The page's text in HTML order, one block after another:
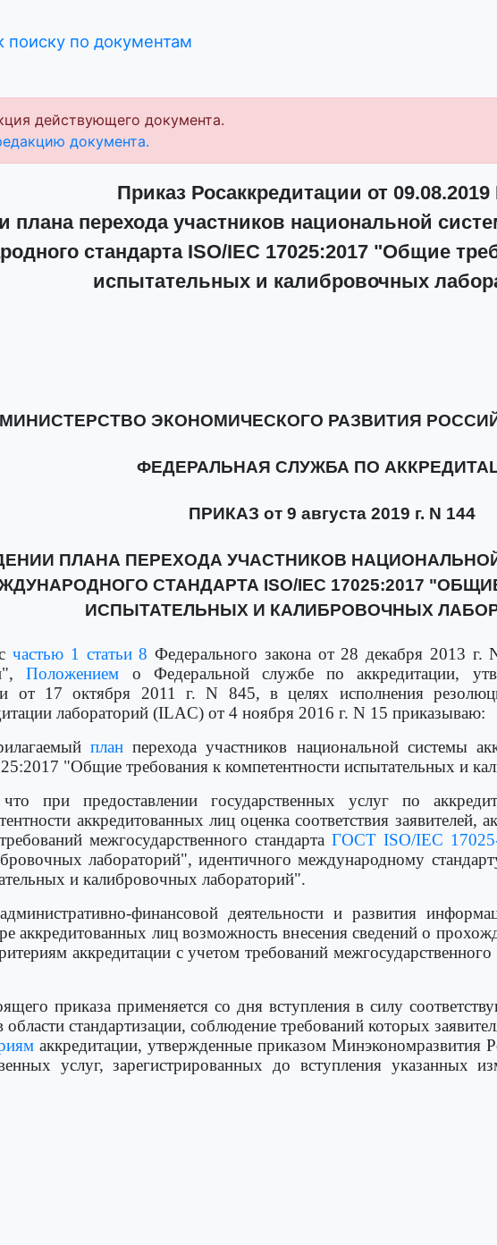
поиску по документам
действующего документа.
документа.
Приказ Росаккредитации от 09.08.2019
плана перехода участников национальной
стандарта ISO/IEC 17025:2017 "Общие
испытательных и калибровочных
МИНИСТЕРСТВО ЭКОНОМИЧЕСКОГО РАЗВИТИЯ
ФЕДЕРАЛЬНАЯ СЛУЖБА ПО
ПРИКАЗ от 9 августа 2019 г. N 144
ПЛАНА ПЕРЕХОДА УЧАСТНИКОВ
СТАНДАРТА ISO/IEC 17025:2017
ИСПЫТАТЕЛЬНЫХ И КАЛИБРОВОЧНЫХ
счастью 1 статьи 8 Федерального закона от 28 декабря 2013
Положением о Федеральной службе по аккредитации,
от 17 октября 2011 г. N 845, в целях исполнения
лабораторий (ILAC) от 4 ноября 2016 г. N 15 приказываю:
планперехода участников национальной системы
"Общие требования к компетентности испытательных и
при предоставлении государственных услуг по
аккредитованных лиц оценка соответствия заявителей,
межгосударственного стандарта ГОСТ ISO/IEC
лабораторий", идентичного международному
и калибровочных лабораторий".
финансовой деятельности и развития
аккредитованных лиц возможность внесения сведений о
аккредитации с учетом требований межгосударственного
приказа применяется со дня вступления в силу
области стандартизации, соблюдение требований которых
аккредитации, утвержденные приказом Минэкономразвития
услуг, зарегистрированных до вступления указанных